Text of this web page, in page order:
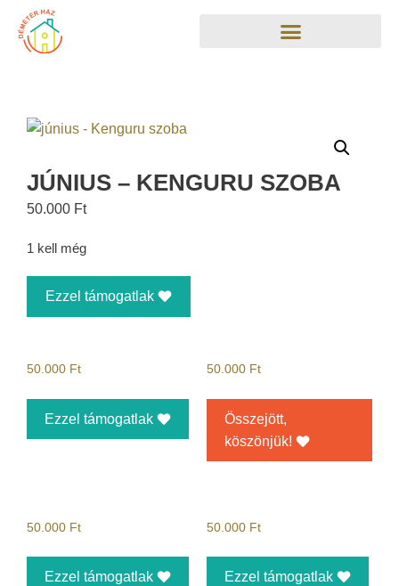
JÚNIUS – KENGURU SZOBA
50.000 Ft
1 kell még
Ezzel támogatlak
50.000 Ft
Ezzel támogatlak
50.000 Ft
Összejött,
köszönjük!
50.000 Ft
Ezzel támogatlak
50.000 Ft
Ezzel támogatlak